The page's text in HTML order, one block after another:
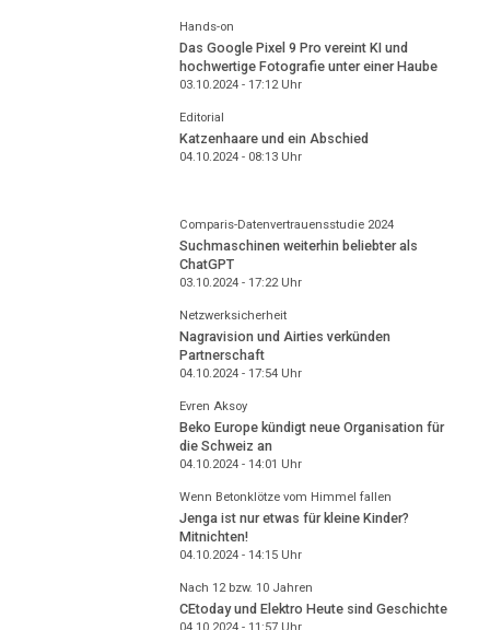
Hands-on
Das Google Pixel 9 Pro vereint KI und
hochwertige Fotografie unter einer Haube
03.10.2024 - 17:12Uhr
Editorial
Katzenhaare und ein Abschied
04.10.2024 - 08:13Uhr
Comparis-Datenvertrauensstudie 2024
Suchmaschinen weiterhin beliebter als
ChatGPT
03.10.2024 - 17:22Uhr
Netzwerksicherheit
Nagravision und Airties verkünden
Partnerschaft
04.10.2024 - 17:54Uhr
Evren Aksoy
Beko Europe kündigt neue Organisation für
die Schweiz an
04.10.2024 - 14:01 Uhr
Wenn Betonklötze vom Himmel fallen
Jenga ist nur etwas für kleine Kinder?
Mitnichten!
04.10.2024 - 14:15Uhr
Nach 12 bzw. 10 Jahren
CEtoday und Elektro Heute sind Geschichte